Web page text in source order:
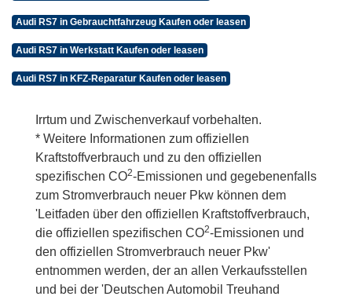
Audi RS7 in Gebrauchtfahrzeug Kaufen oder leasen
Audi RS7 in Werkstatt Kaufen oder leasen
Audi RS7 in KFZ-Reparatur Kaufen oder leasen
Irrtum und Zwischenverkauf vorbehalten.
* Weitere Informationen zum offiziellen
Kraftstoffverbrauch und zu den offiziellen
spezifischen CO2-Emissionen und gegebenenfalls
zum Stromverbrauch neuer Pkw können dem
'Leitfaden über den offiziellen Kraftstoffverbrauch,
die offiziellen spezifischen CO2-Emissionen und
den offiziellen Stromverbrauch neuer Pkw'
entnommen werden, der an allen Verkaufsstellen
und bei der 'Deutschen Automobil Treuhand